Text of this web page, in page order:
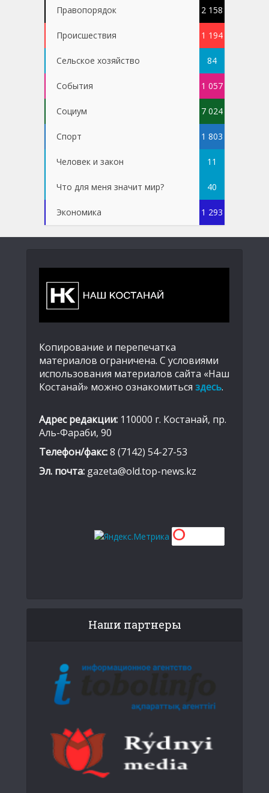
Правопорядок 2 158
Проиcшествия 1 194
Сельское хозяйство 84
События 1 057
Социум 7 024
Спорт 1 803
Человек и закон 11
Что для меня значит мир? 40
Экономика 1 293
Копирование и перепечатка
материалов ограничена. С условиями
использования материалов сайта «Наш
Костанай» можно ознакомиться здесь.
Адрес редакции: 110000 г. Костанай, пр.
Аль-Фараби, 90
Телефон/факс:8 (7142) 54-27-53
Эл. почта: gazeta@old.top-news.kz
Наши партнеры